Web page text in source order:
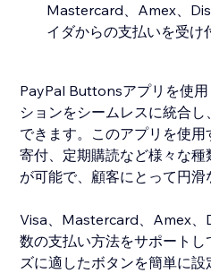
Mastercard、Amex、
イダからの支払いを受け
PayPal Buttonsアプリを使
ションをシームレスに統合
できます。このアプリを使用
寄付、定期購読など様々な
が可能で、顧客にとって円滑
Visa、Mastercard、Amex、
数の支払い方法をサポート
ズに適したボタンを簡単に